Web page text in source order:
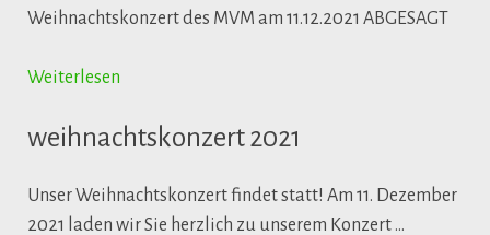
Weihnachtskonzert des MVM am 11.12.2021 ABGESAGT
Weiterlesen
weihnachtskonzert 2021
Unser Weihnachtskonzert findet statt! Am 11. Dezember
2021 laden wir Sie herzlich zu unserem Konzert …